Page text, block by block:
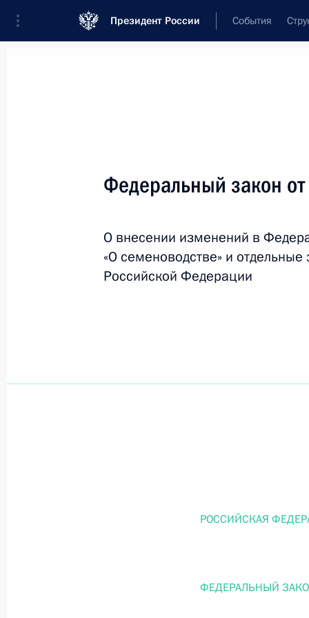
Президент России События
Текст в документе
Вид документа
Все
Федерального закона «Об образовании в
Федеральный закон от
Федеральный закон
О внесении изменений в
«О семеноводстве» и
Российской Федерации
РОССИЙСКАЯ
ФЕДЕРАЛЬНЫЙ